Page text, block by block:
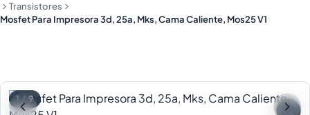
Transistores
Mosfet Para Impresora 3d, 25a, Mks, Cama Caliente, Mos25 V1
1/9